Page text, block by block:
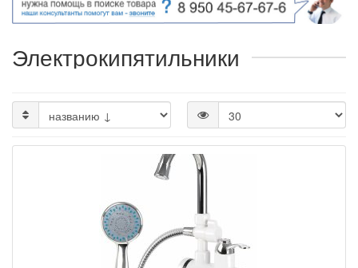
Электрокипятильники